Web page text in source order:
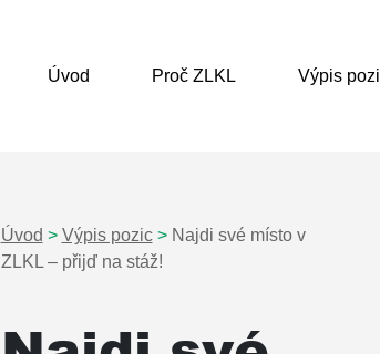
Úvod Proč ZLKL Výpis
Úvod > Výpis pozic> Najdi své místo v
ZLKL – přijď na stáž!